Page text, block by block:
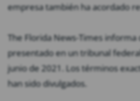
empresa también ha acordado
The Florida News-Times
presentado en un tribunal
junio de 2021. Los términos
han sido divulgados.